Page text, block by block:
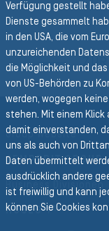
Zurück zur
Group Website
SEMPERIT GROUP
Business Divisionen
HOSES
Verfügung gestellt
Dienste gesammelt
in den USA, die vom
unzureichenden
die Möglichkeit und
von US-Behörden zu
werden, wogegen
stehen. Mit einem Klick
damit einverstanden,
uns als auch von
Daten übermittelt
ausdrücklich andere
ist freiwillig und kann
können Sie Cookies